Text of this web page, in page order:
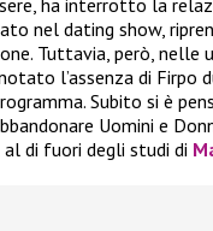
ha interrotto la
nel dating show,
Tuttavia, però, nelle
l’assenza di Firpo
Subito si è
Uomini e
di fuori degli studi di